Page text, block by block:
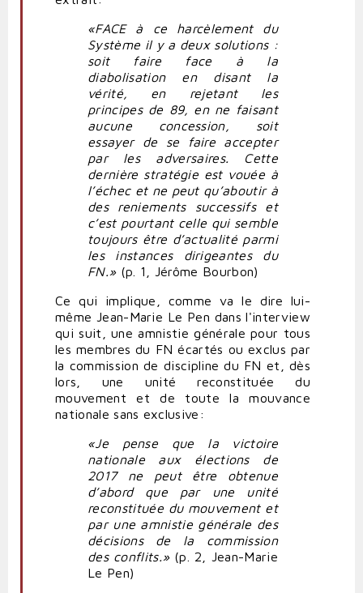
«FACE à ce harcèlement du
Système il y a deux solutions :
soit faire face à la
diabolisation en disant la
vérité, en rejetant les
principes de 89, en ne faisant
aucune concession, soit
essayer de se faire accepter
par les adversaires. Cette
dernière stratégie est vouée à
l’échec et ne peut qu’aboutir à
des reniements successifs et
c’est pourtant celle qui semble
toujours être d’actualité parmi
les instances dirigeantes du
FN.»(p. 1, Jérôme Bourbon)
Ce qui implique, comme va le dire lui-
même Jean-Marie Le Pen dans l'interview
qui suit, une amnistie générale pour tous
les membres du FN écartés ou exclus par
la commission de discipline du FN et, dès
lors, une unité reconstituée du
mouvement et de toute la mouvance
nationale sans exclusive:
«Je pense que la victoire
nationale aux élections de
2017 ne peut être obtenue
d’abord que par une unité
reconstituée du mouvement et
par une amnistie générale des
décisions de la commission
des conflits.» (p. 2, Jean-Marie
Le Pen)